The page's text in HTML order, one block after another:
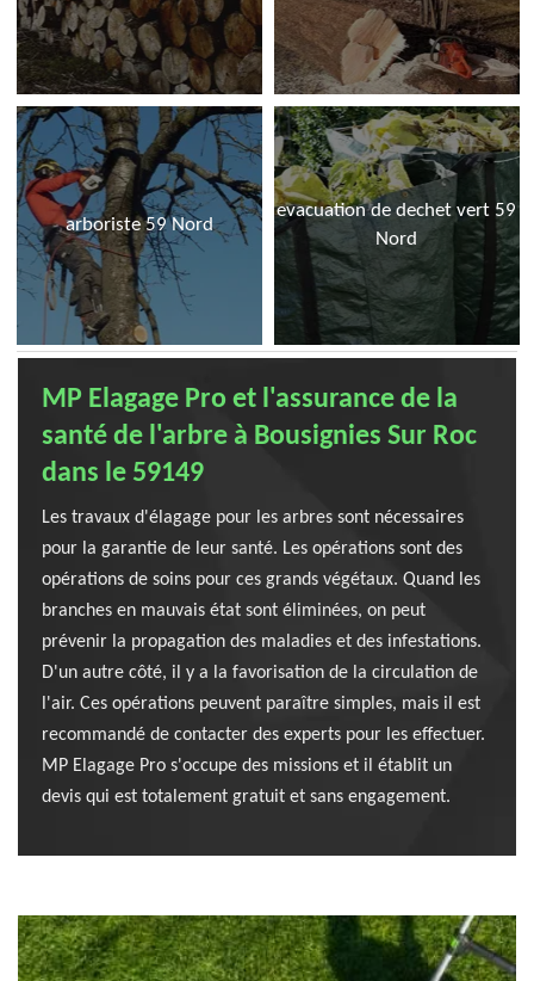
arboriste 59 Nord
evacuation de dechet vert 59
Nord
MP Elagage Pro et l'assurance de la
santé de l'arbre à Bousignies Sur Roc
dans le 59149
Les travaux d'élagage pour les arbres sont nécessaires
pour la garantie de leur santé. Les opérations sont des
opérations de soins pour ces grands végétaux. Quand les
branches en mauvais état sont éliminées, on peut
prévenir la propagation des maladies et des infestations.
D'un autre côté, il y a la favorisation de la circulation de
l'air. Ces opérations peuvent paraître simples, mais il est
recommandé de contacter des experts pour les effectuer.
MP Elagage Pro s'occupe des missions et il établit un
devis qui est totalement gratuit et sans engagement.